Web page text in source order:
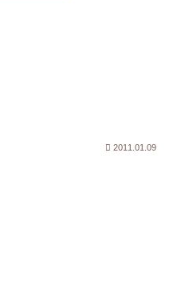
2011.01.09